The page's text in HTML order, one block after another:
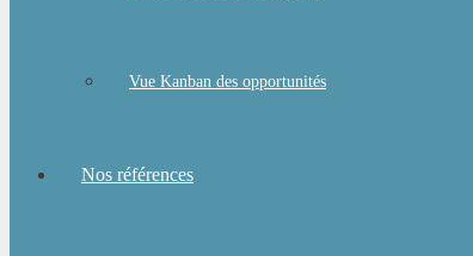
Vue Kanban des opportunités
Nos références